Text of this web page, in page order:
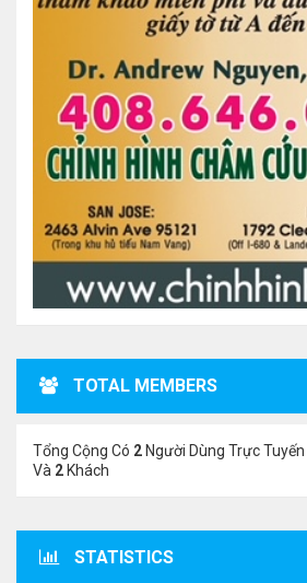
TOTAL MEMBERS
Tổng Cộng Có 2 Người Dùng Trực
Và 2 Khách
STATISTICS